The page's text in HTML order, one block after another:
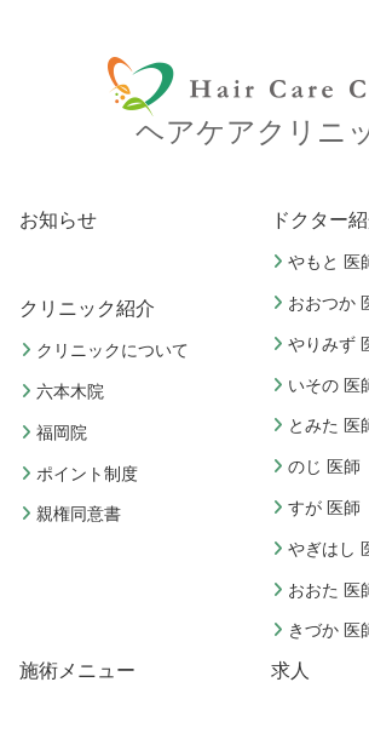
ヘアケアクリニ
お知らせ
クリニック紹介
クリニックについて
六本木院
福岡院
ポイント制度
親権同意書
ドクター
やもと 医
おおつか
やりみず
いその 医
とみた 医
のじ 医師
すが 医師
やぎはし
おおた 医
きづか 医
施術メニュー 求人